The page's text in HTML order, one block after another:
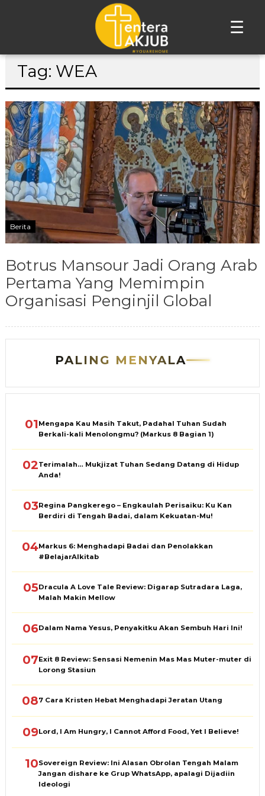
☰
Lompat
Tag: WEA
Berita
Botrus Mansour Jadi Orang Arab
Pertama Yang Memimpin
Organisasi Penginjil Global
PALING MENYALA
01Mengapa Kau Masih Takut, Padahal Tuhan Sudah
Berkali-kali Menolongmu? (Markus 8 Bagian 1)
02Terimalah… Mukjizat Tuhan Sedang Datang di Hidup
Anda!
03Regina Pangkerego – Engkaulah Perisaiku: Ku Kan
Berdiri di Tengah Badai, dalam Kekuatan-Mu!
04Markus 6: Menghadapi Badai dan Penolakkan
#BelajarAlkitab
05Dracula A Love Tale Review: Digarap Sutradara Laga,
Malah Makin Mellow
06Dalam Nama Yesus, Penyakitku Akan Sembuh Hari Ini!
07Exit 8 Review: Sensasi Nemenin Mas Mas Muter-muter di
Lorong Stasiun
087 Cara Kristen Hebat Menghadapi Jeratan Utang
09Lord, I Am Hungry, I Cannot Afford Food, Yet I Believe!
10Sovereign Review: Ini Alasan Obrolan Tengah Malam
Jangan dishare ke Grup WhatsApp, apalagi Dijadiin
Ideologi